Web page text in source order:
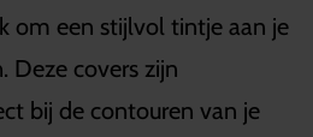
om een stijlvol tintje aan je
Deze covers zijn
bij de contouren van je